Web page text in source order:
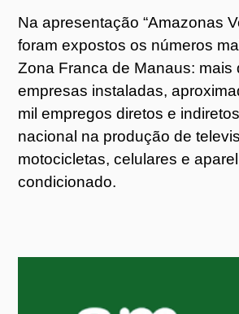
Na apresentação “Amazonas
foram expostos os números
Zona Franca de Manaus: mais
empresas instaladas,
mil empregos diretos e
nacional na produção de
motocicletas, celulares e
condicionado.